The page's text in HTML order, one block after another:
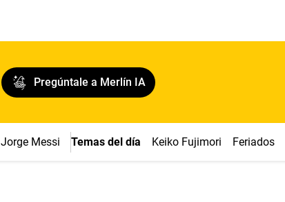
Pregúntale a Merlín IA
Jorge Messi Temas del día Keiko Fujimori Feriados